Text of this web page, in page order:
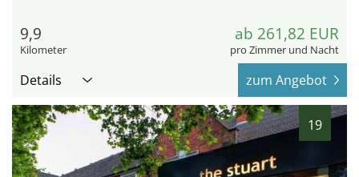
9,9
Kilometer
ab 261,82 EUR
pro Zimmer und Nacht
Details zum Angebot
19